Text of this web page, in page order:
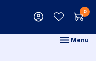
0
Menu